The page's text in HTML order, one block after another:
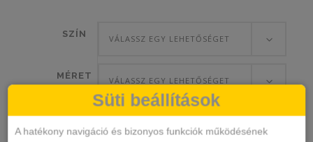
SZÍN VÁLASSZ EGY LEHETŐSÉGET
MÉRET VÁLASSZ EGY LEHETŐSÉGET
Süti beállítások
A hatékony navigáció és bizonyos funkciók működésének